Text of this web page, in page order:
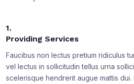
1.
Providing Services
Faucibus non lectus pretium ridiculus
vel lectus in sollicitudin tellus urna
scelerisque hendrerit augue mattis dui.